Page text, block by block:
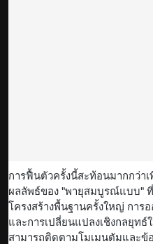
การฟื้นตัวครั้งนี้สะท้อนมากกว่า
ผลลัพธ์ของ "พายุสมบูรณ์แบบ"
โครงสร้างพื้นฐานครั้งใหญ่ การ
และการเปลี่ยนแปลงเชิงกลยุท
สามารถติดตามโมเมนตัมและข้